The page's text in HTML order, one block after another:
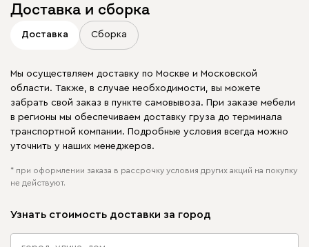
Доставка и сборка
Доставка Сборка
Мы осуществляем доставку по Москве и Московской
области. Также, в случае необходимости, вы можете
забрать свой заказ в пункте самовывоза. При заказе мебели
в регионы мы обеспечиваем доставку груза до терминала
транспортной компании. Подробные условия всегда можно
уточнить у наших менеджеров.
* при оформлении заказа в рассрочку условия других акций на покупку
не действуют.
Узнать стоимость доставки за город